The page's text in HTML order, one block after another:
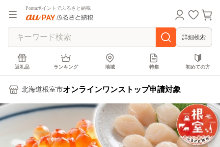
Pontaポイントでふるさと納税
詳細検索
返礼品 ランキング 地域 特集 初めての方
北海道根室市オンラインワンストップ申請対象